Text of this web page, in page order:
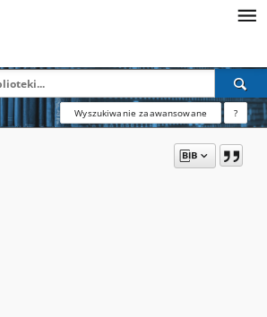
Wyszukiwanie zaawansowane ?